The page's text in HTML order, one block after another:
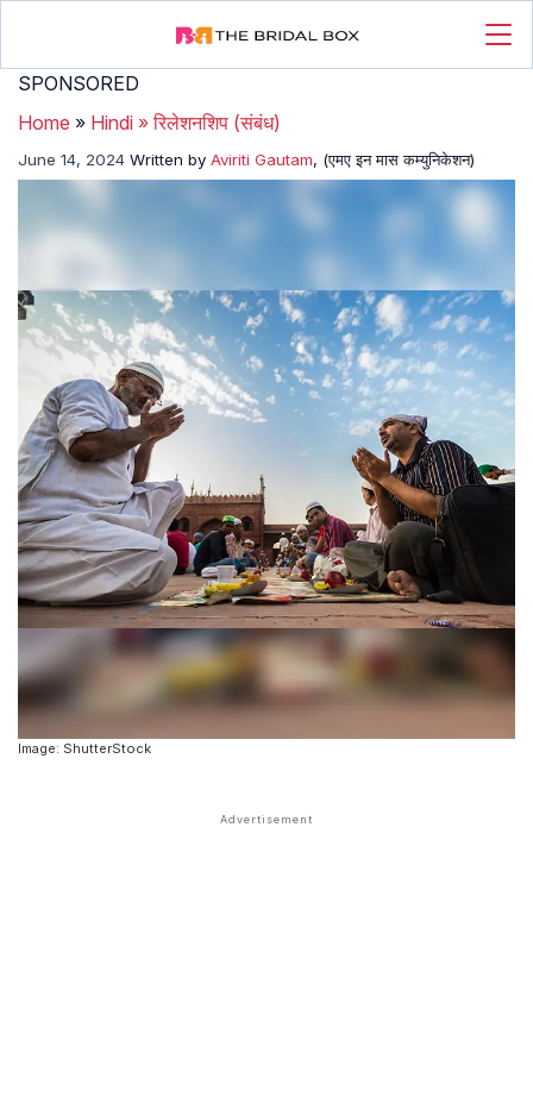
SPONSORED
Home » Hindi »रिलेशनशिप (संबंध)
June 14, 2024 Written by Aviriti Gautam, (एमए इन मास कम्युनिकेशन)
Image: ShutterStock